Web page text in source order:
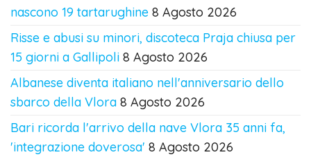
nascono 19 tartarughine 8 Agosto 2026
Risse e abusi su minori, discoteca Praja chiusa per
15 giorni a Gallipoli 8 Agosto 2026
Albanese diventa italiano nell'anniversario dello
sbarco della Vlora 8 Agosto 2026
Bari ricorda l'arrivo della nave Vlora 35 anni fa,
'integrazione doverosa' 8 Agosto 2026